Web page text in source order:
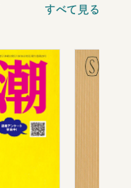
すべて見る